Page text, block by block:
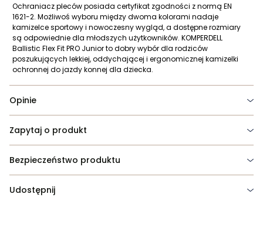
Ochraniacz pleców posiada certyfikat zgodności z normą EN
1621-2. Możliwoś wyboru między dwoma kolorami nadaje
kamizelce sportowy i nowoczesny wygląd, a dostępne rozmiary
są odpowiednie dla młodszych użytkowników. KOMPERDELL
Ballistic Flex Fit PRO Junior to dobry wybór dla rodziców
poszukujących lekkiej, oddychającej i ergonomicznej kamizelki
ochronnej do jazdy konnej dla dziecka.
Opinie
Zapytaj o produkt
Bezpieczeństwo produktu
Udostępnij